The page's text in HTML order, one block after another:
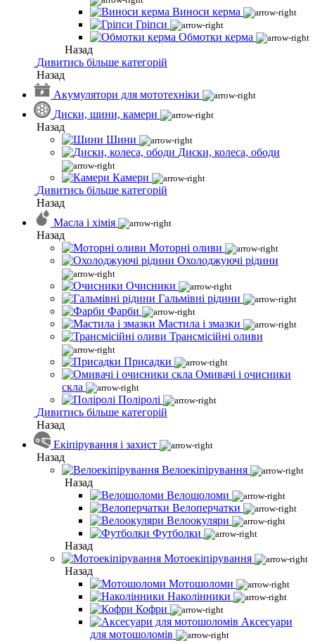
Виноси керма
Гріпси
Обмотки керма
Назад
Дивитись більше категорій
Назад
Акумулятори для мототехніки
Диски, шини, камери
Назад
Шини
Диски, колеса, ободи
Камери
Дивитись більше категорій
Назад
Масла і хімія
Назад
Моторні оливи
Охолоджуючі рідини
Очисники
Гальмівні рідини
Фарби
Мастила і змазки
Трансмісійні оливи
Присадки
Омивачі і очисники
скла
Поліролі
Дивитись більше категорій
Назад
Екіпірування і захист
Назад
Велоекіпірування
Назад
Велошоломи
Велоперчатки
Велоокуляри
Футболки
Назад
Мотоекіпірування
Назад
Мотошоломи
Наколінники
Кофри
Аксесуари
для мотошоломів